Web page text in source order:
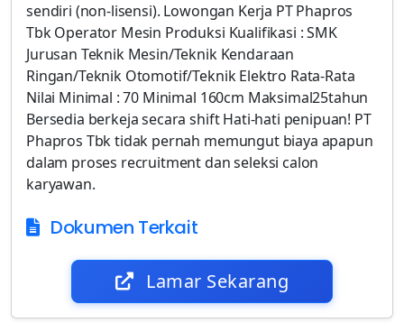
sendiri (non-lisensi). Lowongan Kerja PT Phapros
Tbk Operator Mesin Produksi Kualifikasi : SMK
Jurusan Teknik Mesin/Teknik Kendaraan
Ringan/Teknik Otomotif/Teknik Elektro Rata-Rata
Nilai Minimal : 70 Minimal 160cm Maksimal25tahun
Bersedia berkeja secara shift Hati-hati penipuan! PT
Phapros Tbk tidak pernah memungut biaya apapun
dalam proses recruitment dan seleksi calon
karyawan.
Dokumen Terkait
Lamar Sekarang